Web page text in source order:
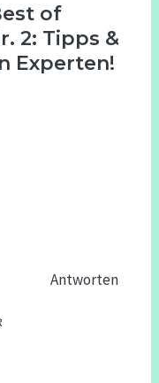
of
2: Tipps &
Experten!
Antworten